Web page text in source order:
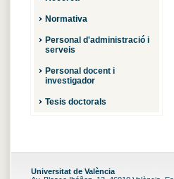
Normativa
Personal d'administració i
serveis
Personal docent i
investigador
Tesis doctorals
Universitat de València